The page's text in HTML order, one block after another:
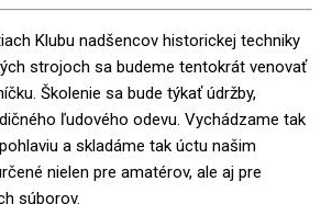
Klubu nadšencov historickej techniky
strojoch sa budeme tentokrát venovať
Školenie sa bude týkať údržby,
ľudového odevu. Vychádzame tak
a skladáme tak úctu našim
nielen pre amatérov, ale aj pre
súborov.